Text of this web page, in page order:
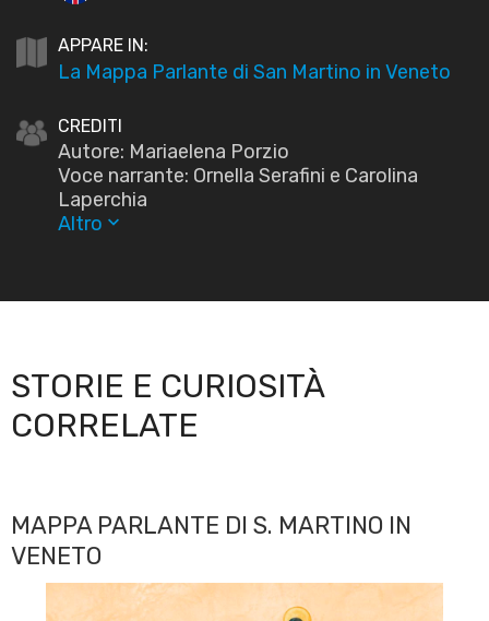
APPARE IN:
La Mappa Parlante di San Martino in Veneto
CREDITI
Autore: Mariaelena Porzio
Voce narrante: Ornella Serafini e Carolina
Laperchia
Altro keyboard_arrow_down
STORIE E CURIOSITÀ
CORRELATE
MAPPA PARLANTE DI S. MARTINO IN
VENETO